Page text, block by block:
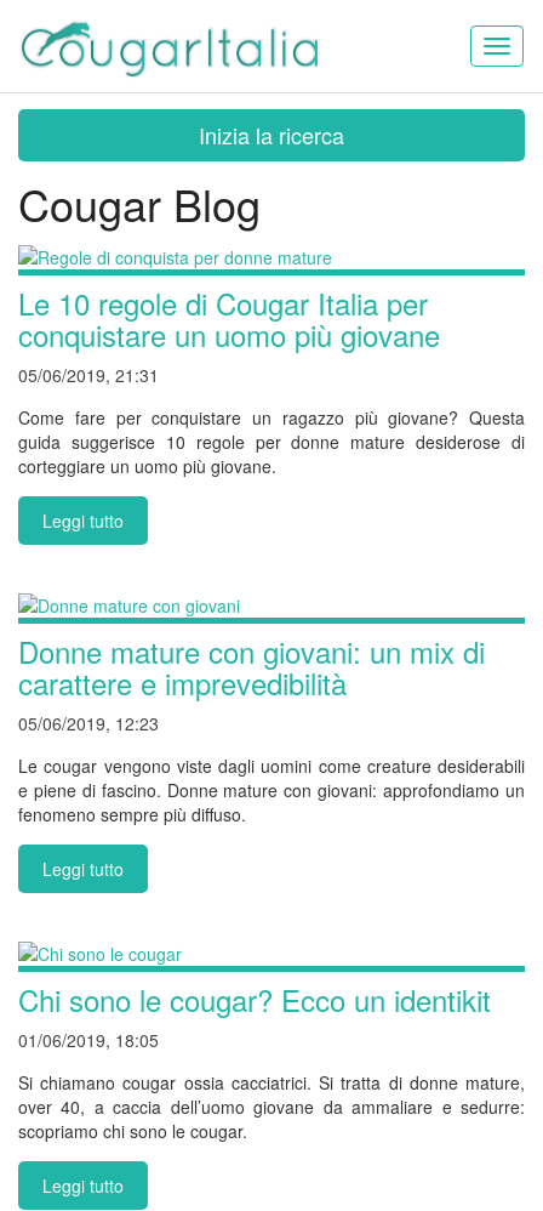
Inizia la ricerca
Cougar Blog
Le 10 regole di Cougar Italia per
conquistare un uomo più giovane
05/06/2019, 21:31
Come fare per conquistare un ragazzo più giovane? Questa
guida suggerisce 10 regole per donne mature desiderose di
corteggiare un uomo più giovane.
Leggi tutto
Donne mature con giovani: un mix di
carattere e imprevedibilità
05/06/2019, 12:23
Le cougar vengono viste dagli uomini come creature desiderabili
e piene di fascino. Donne mature con giovani: approfondiamo un
fenomeno sempre più diffuso.
Leggi tutto
Chi sono le cougar? Ecco un identikit
01/06/2019, 18:05
Si chiamano cougar ossia cacciatrici. Si tratta di donne mature,
over 40, a caccia dell’uomo giovane da ammaliare e sedurre:
scopriamo chi sono le cougar.
Leggi tutto